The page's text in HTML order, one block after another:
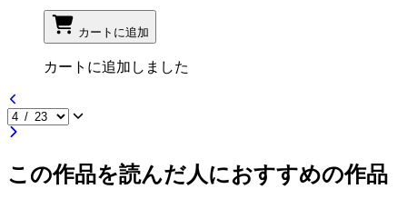
カートに追加
カートに追加しました
この作品を読んだ人におすすめの作品